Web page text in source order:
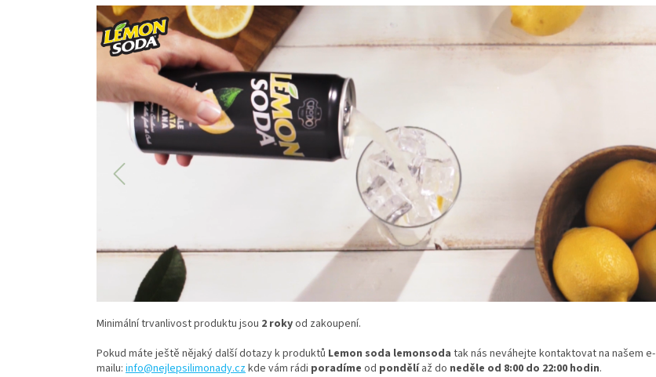
Minimální trvanlivost produktu jsou 2 rokyod zakoupení.
Pokud máte ještě nějaký další dotazy k produktů Lemon soda lemonsoda tak nás neváhejte kontaktovat na našem e-
mailu: info@nejlepsilimonady.czkde vám rádi poradíme od pondělíaž do neděle od 8:00 do 22:00 hodin.